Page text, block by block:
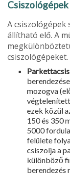
Csiszológépek
A
állítható elő. A
csiszológépeket.
mozogva
ezek közül
150 és 350
5000
felülete
csiszolja a
különböző
berendezés